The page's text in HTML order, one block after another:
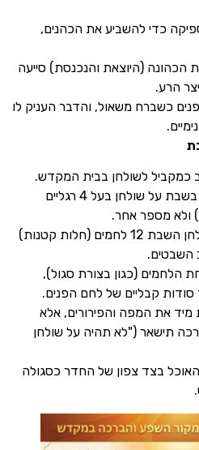
להשביע את הכהנים,
והנכנסת) סייעה
משאול, והדבר העניק לו
בבית המקדש.
האר"י ז"ל הקפיד לאכול בשבת על שולחן בעל 4 רגליים
אחר.
יש הנוהגים להניח על שולחן השבת 12 לחמים (חלות קטנות)
(כגון בצורת סגול),
של לחם הפנים.
והפירורים, אלא
("לא תהיה על שולחן
צפון של החדר כסגולה